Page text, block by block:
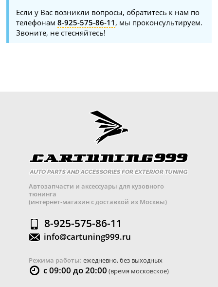
Если у Вас возникли вопросы, обратитесь к нам по
телефонам8-925-575-86-11 , мы проконсультируем.
Звоните, не стесняйтесь!
Автозапчасти и аксессуары для кузовного
тюнинга
(интернет-магазин с доставкой из Москвы)
8-925-575-86-11
info@cartuning999.ru
Режима работы: ежедневно, без выходных
с 09:00 до 20:00 (время московское)